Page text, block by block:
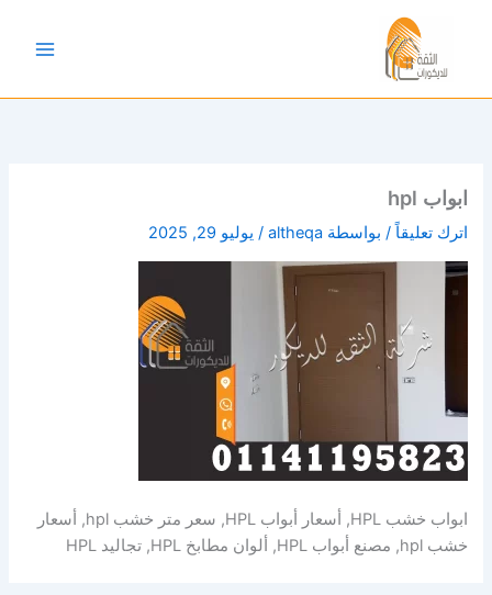
المحتوى
ابواب hpl
اترك تعليقاً / بواسطة altheqa
/ يوليو 29, 2025
ابواب خشب HPL, أسعار أبواب HPL, سعر متر خشب hpl, أسعار
خشب hpl, مصنع أبواب HPL, ألوان مطابخ HPL, تجاليد HPL